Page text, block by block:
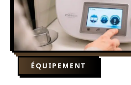
ÉQUIPEMENT